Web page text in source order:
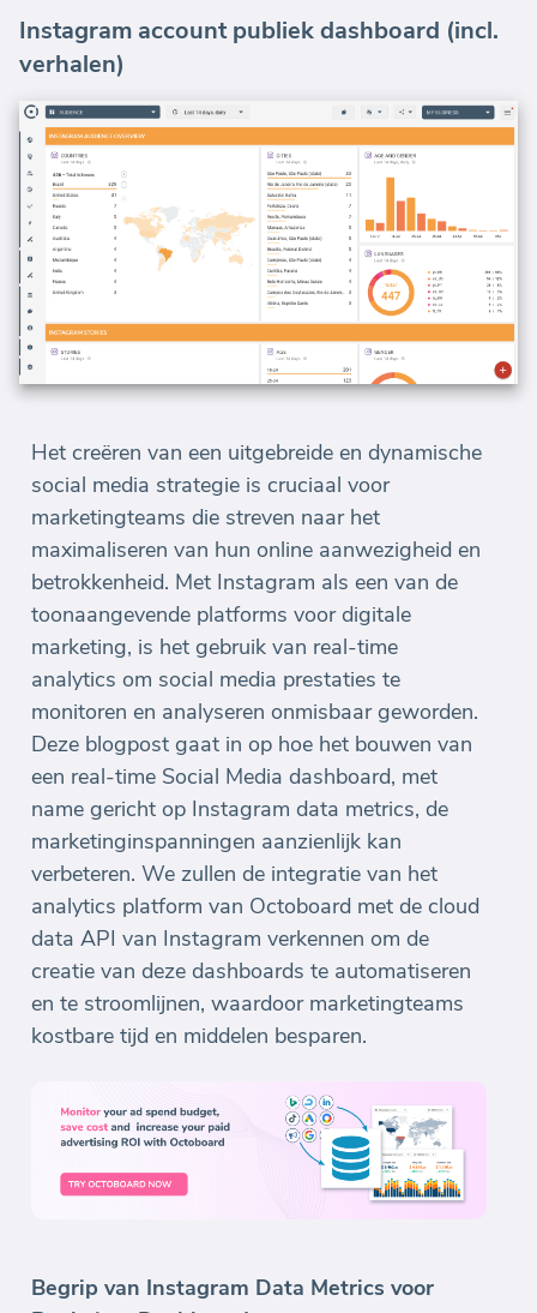
Instagram account publiek dashboard (incl.
verhalen)
Het creëren van een uitgebreide en dynamische
social media strategie is cruciaal voor
marketingteams die streven naar het
maximaliseren van hun online aanwezigheid en
betrokkenheid. Met Instagram als een van de
toonaangevende platforms voor digitale
marketing, is het gebruik van real-time
analytics om social media prestaties te
monitoren en analyseren onmisbaar geworden.
Deze blogpost gaat in op hoe het bouwen van
een real-time Social Media dashboard, met
name gericht op Instagram data metrics, de
marketinginspanningen aanzienlijk kan
verbeteren. We zullen de integratie van het
analytics platform van Octoboard met de cloud
data API van Instagram verkennen om de
creatie van deze dashboards te automatiseren
en te stroomlijnen, waardoor marketingteams
kostbare tijd en middelen besparen.
Begrip van Instagram Data Metrics voor